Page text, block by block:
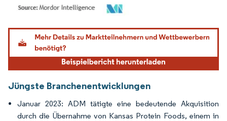
Bild © Mordor Intelligence. Wiederverwendung erfordert Namensnennung gemäß
Jüngste Branchenentwicklungen
Januar 2023: ADM tätigte eine bedeutende Akquisition
durch die Übernahme von Kansas Protein Foods, einem in